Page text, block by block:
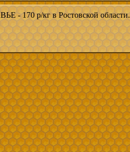
170 р/кг в Ростовской области.